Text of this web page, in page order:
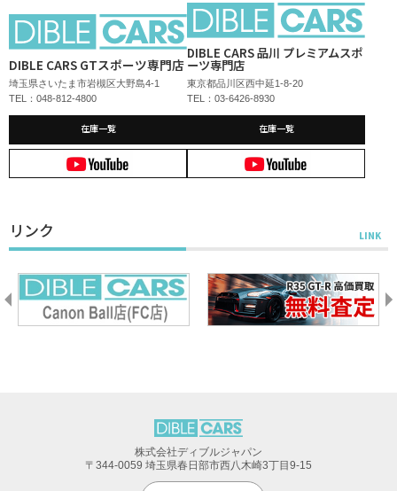
DIBLE CARS GTスポーツ専門店
埼玉県さいたま市岩槻区大野島4-1
TEL：048-812-4800
在庫一覧
DIBLE CARS 品川 プレミアムスポ
ーツ専門店
東京都品川区西中延1-8-20
TEL：03-6426-8930
在庫一覧
リンク
株式会社ディブルジャパン
〒344-0059 埼玉県春日部市西八木崎3丁目9-15